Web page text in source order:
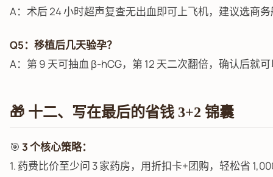
A：术后 24 小时超声复查无出血即可上飞机，建议选商
Q5：移植后几天验孕？
A：第 9 天可抽血 β-hCG，第 12 天二次翻倍，确认后就
🎁 十二、写在最后的省钱 3+2 锦囊
🎯 3 个核心策略：
1. 药费比价至少问 3 家药房，用折扣卡+团购，轻松省